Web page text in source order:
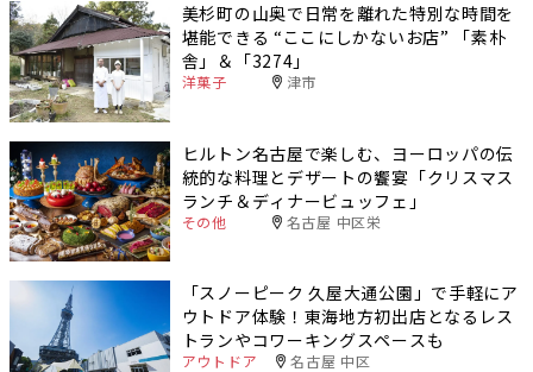
美杉町の山奥で日常を離れた特別な時間を
堪能できる “ここにしかないお店” 「素朴
舎」＆「3274」
洋菓子 津市
ヒルトン名古屋で楽しむ、ヨーロッパの伝
統的な料理とデザートの饗宴「クリスマス
ランチ＆ディナービュッフェ」
その他 名古屋 中区栄
「スノーピーク 久屋大通公園」で手軽にア
ウトドア体験！東海地方初出店となるレス
トランやコワーキングスペースも
アウトドア 名古屋 中区